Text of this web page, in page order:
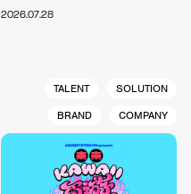
2026.07.28
TALENT
SOLUTION
BRAND
COMPANY